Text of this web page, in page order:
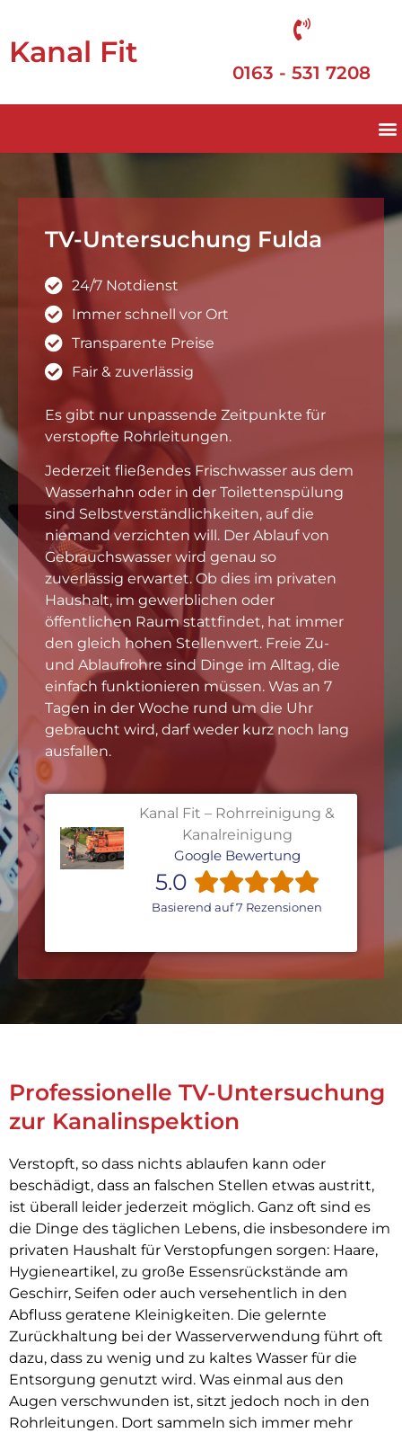
Kanal Fit
0163 - 531 7208
TV-Untersuchung Fulda
24/7 Notdienst
Immer schnell vor Ort
Transparente Preise
Fair & zuverlässig
Es gibt nur unpassende Zeitpunkte für
verstopfte Rohrleitungen.
Jederzeit fließendes Frischwasser aus dem
Wasserhahn oder in der Toilettenspülung
sind Selbstverständlichkeiten, auf die
niemand verzichten will. Der Ablauf von
Gebrauchswasser wird genau so
zuverlässig erwartet. Ob dies im privaten
Haushalt, im gewerblichen oder
öffentlichen Raum stattfindet, hat immer
den gleich hohen Stellenwert. Freie Zu-
und Ablaufrohre sind Dinge im Alltag, die
einfach funktionieren müssen. Was an 7
Tagen in der Woche rund um die Uhr
gebraucht wird, darf weder kurz noch lang
ausfallen.
Kanal Fit – Rohrreinigung &
Kanalreinigung
Google Bewertung
5.0
Basierend auf 7 Rezensionen
Professionelle TV-Untersuchung
zur Kanalinspektion
Verstopft, so dass nichts ablaufen kann oder
beschädigt, dass an falschen Stellen etwas austritt,
ist überall leider jederzeit möglich. Ganz oft sind es
die Dinge des täglichen Lebens, die insbesondere im
privaten Haushalt für Verstopfungen sorgen: Haare,
Hygieneartikel, zu große Essensrückstände am
Geschirr, Seifen oder auch versehentlich in den
Abfluss geratene Kleinigkeiten. Die gelernte
Zurückhaltung bei der Wasserverwendung führt oft
dazu, dass zu wenig und zu kaltes Wasser für die
Entsorgung genutzt wird. Was einmal aus den
Augen verschwunden ist, sitzt jedoch noch in den
Rohrleitungen. Dort sammeln sich immer mehr